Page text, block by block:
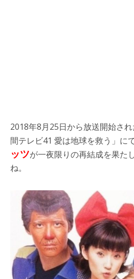
2018年8月25日から放送開始さ
間テレビ41 愛は地球を救う」にて
ッツが一夜限りの再結成を果た
ね。